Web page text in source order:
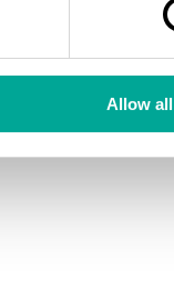
Allow all